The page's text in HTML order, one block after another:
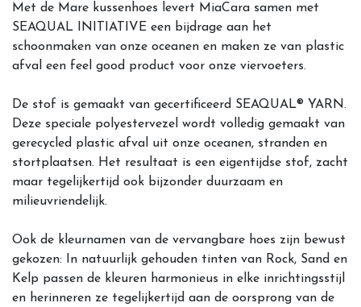
Met de Mare kussenhoes levert MiaCara samen met
SEAQUAL INITIATIVE een bijdrage aan het
schoonmaken van onze oceanen en maken ze van plastic
afval een feel good product voor onze viervoeters.
De stof is gemaakt van gecertificeerd SEAQUAL® YARN.
Deze speciale polyestervezel wordt volledig gemaakt van
gerecycled plastic afval uit onze oceanen, stranden en
stortplaatsen. Het resultaat is een eigentijdse stof, zacht
maar tegelijkertijd ook bijzonder duurzaam en
milieuvriendelijk.
Ook de kleurnamen van de vervangbare hoes zijn bewust
gekozen: In natuurlijk gehouden tinten van Rock, Sand en
Kelp passen de kleuren harmonieus in elke inrichtingsstijl
en herinneren ze tegelijkertijd aan de oorsprong van de